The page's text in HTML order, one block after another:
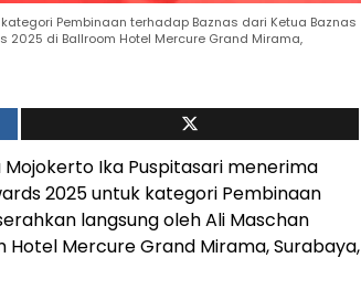
Pembinaan terhadap Baznas dari Ketua Baznas
di Ballroom Hotel Mercure Grand Mirama,
Mojokerto Ika Puspitasari menerima
2025 untuk kategori Pembinaan
langsung oleh Ali Maschan
Mercure Grand Mirama, Surabaya,